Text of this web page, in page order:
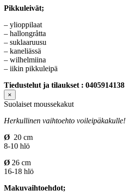
Pikkuleivät;
– ylioppilaat
– hallongråtta
– suklaaruusu
– kaneliässä
– wilhelmiina
– iikin pikkuleipä
Tiedustelut ja tilaukset : 0405914138
×
Suolaiset moussekakut
Herkullinen vaihtoehto voileipäkakulle!
Ø 20 cm
8-10 hlö
Ø 26 cm
16-18 hlö
Makuvaihtoehdot;